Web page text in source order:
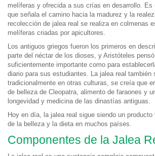
melíferas y ofrecida a sus crías en desarrollo. Es
que señala el camino hacia la madurez y la
recolección de jalea real se realiza en colmenas
melíferas criadas por apicultores.
Los antiguos griegos fueron los primeros en
parte del néctar de los dioses, y Aristóteles
suficientemente importante como para
diario para sus estudiantes. La jalea real también
tradicionalmente en otras culturas, se creía que
de belleza de Cleopatra, alimento de faraones y
longevidad y medicina de las dinastías antiguas.
Hoy en día, la jalea real sigue siendo un
de la belleza y la dieta en muchos países.
Componentes de la Jalea